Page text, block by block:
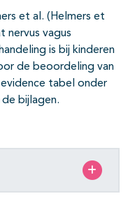
et al. (Helmers et
nervus vagus
is bij kinderen
de beoordeling van
tabel onder
de bijlagen.